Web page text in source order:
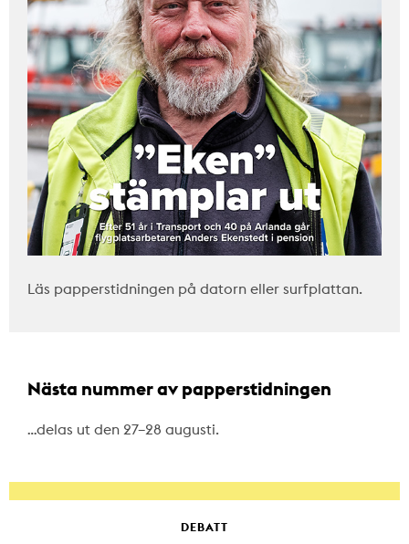
Läs papperstidningen på datorn eller surfplattan.
Nästa nummer av papperstidningen
…delas ut den 27–28 augusti.
DEBATT